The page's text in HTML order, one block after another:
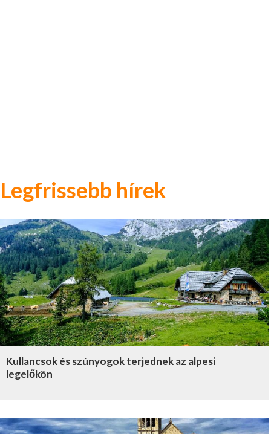
Legfrissebb hírek
Kullancsok és szúnyogok terjednek az alpesi
legelőkön